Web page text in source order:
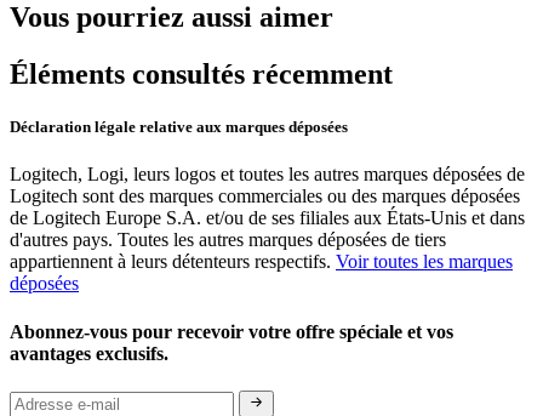
Vous pourriez aussi aimer
Éléments consultés récemment
Déclaration légale relative aux marques déposées
Logitech, Logi, leurs logos et toutes les autres marques déposées de
Logitech sont des marques commerciales ou des marques déposées
de Logitech Europe S.A. et/ou de ses filiales aux États-Unis et dans
d'autres pays. Toutes les autres marques déposées de tiers
appartiennent à leurs détenteurs respectifs. Voir toutes les marques
déposées
Abonnez-vous pour recevoir votre offre spéciale et vos
avantages exclusifs.